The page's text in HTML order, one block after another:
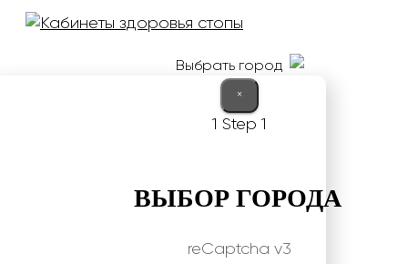
Выбрать город
×
1 Step 1
ВЫБОР ГОРОДА
reCaptcha v3